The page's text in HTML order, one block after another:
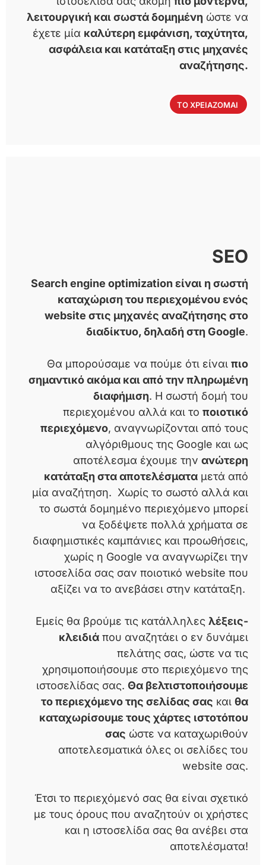
λειτουργική και σωστά δομημένη ώστε να
έχετε μία καλύτερη εμφάνιση, ταχύτητα,
ασφάλεια και κατάταξη στις μηχανές
αναζήτησης.
ΤΟ ΧΡΕΙΑΖΟΜΑΙ
SEO
Search engine optimization είναι η σωστή
καταχώριση του περιεχομένου ενός
website στις μηχανές αναζήτησης στο
διαδίκτυο, δηλαδή στη Google.
Θα μπορούσαμε να πούμε ότι είναι πιο
σημαντικό ακόμα και από την πληρωμένη
διαφήμιση. Η σωστή δομή του
περιεχομένου αλλά και το ποιοτικό
περιεχόμενο, αναγνωρίζονται από τους
αλγόριθμους της Google και ως
αποτέλεσμα έχουμε την ανώτερη
κατάταξη στα αποτελέσματα μετά από
μία αναζήτηση. Χωρίς το σωστό αλλά και
το σωστά δομημένο περιεχόμενο μπορεί
να ξοδέψετε πολλά χρήματα σε
διαφημιστικές καμπάνιες και προωθήσεις,
χωρίς η Google να αναγνωρίζει την
ιστοσελίδα σας σαν ποιοτικό website που
αξίζει να το ανεβάσει στην κατάταξη.
Εμείς θα βρούμε τις κατάλληλες λέξεις-
κλειδιά που αναζητάει ο εν δυνάμει
πελάτης σας, ώστε να τις
χρησιμοποιήσουμε στο περιεχόμενο της
ιστοσελίδας σας. Θα βελτιστοποιήσουμε
το περιεχόμενο της σελίδας σας και θα
καταχωρίσουμε τους χάρτες ιστοτόπου
σας ώστε να καταχωριθούν
αποτελεσματικά όλες οι σελίδες του
website σας.
Έτσι το περιεχόμενό σας θα είναι σχετικό
με τους όρους που αναζητούν οι χρήστες
και η ιστοσελίδα σας θα ανέβει στα
αποτελέσματα!